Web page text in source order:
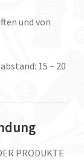
und von
15 – 20
PRODUKTE